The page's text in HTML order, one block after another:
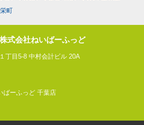
栄町
式会社ねいばーふっど
丁目5-8 中村会計ビル 20A
ばーふっど 千葉店